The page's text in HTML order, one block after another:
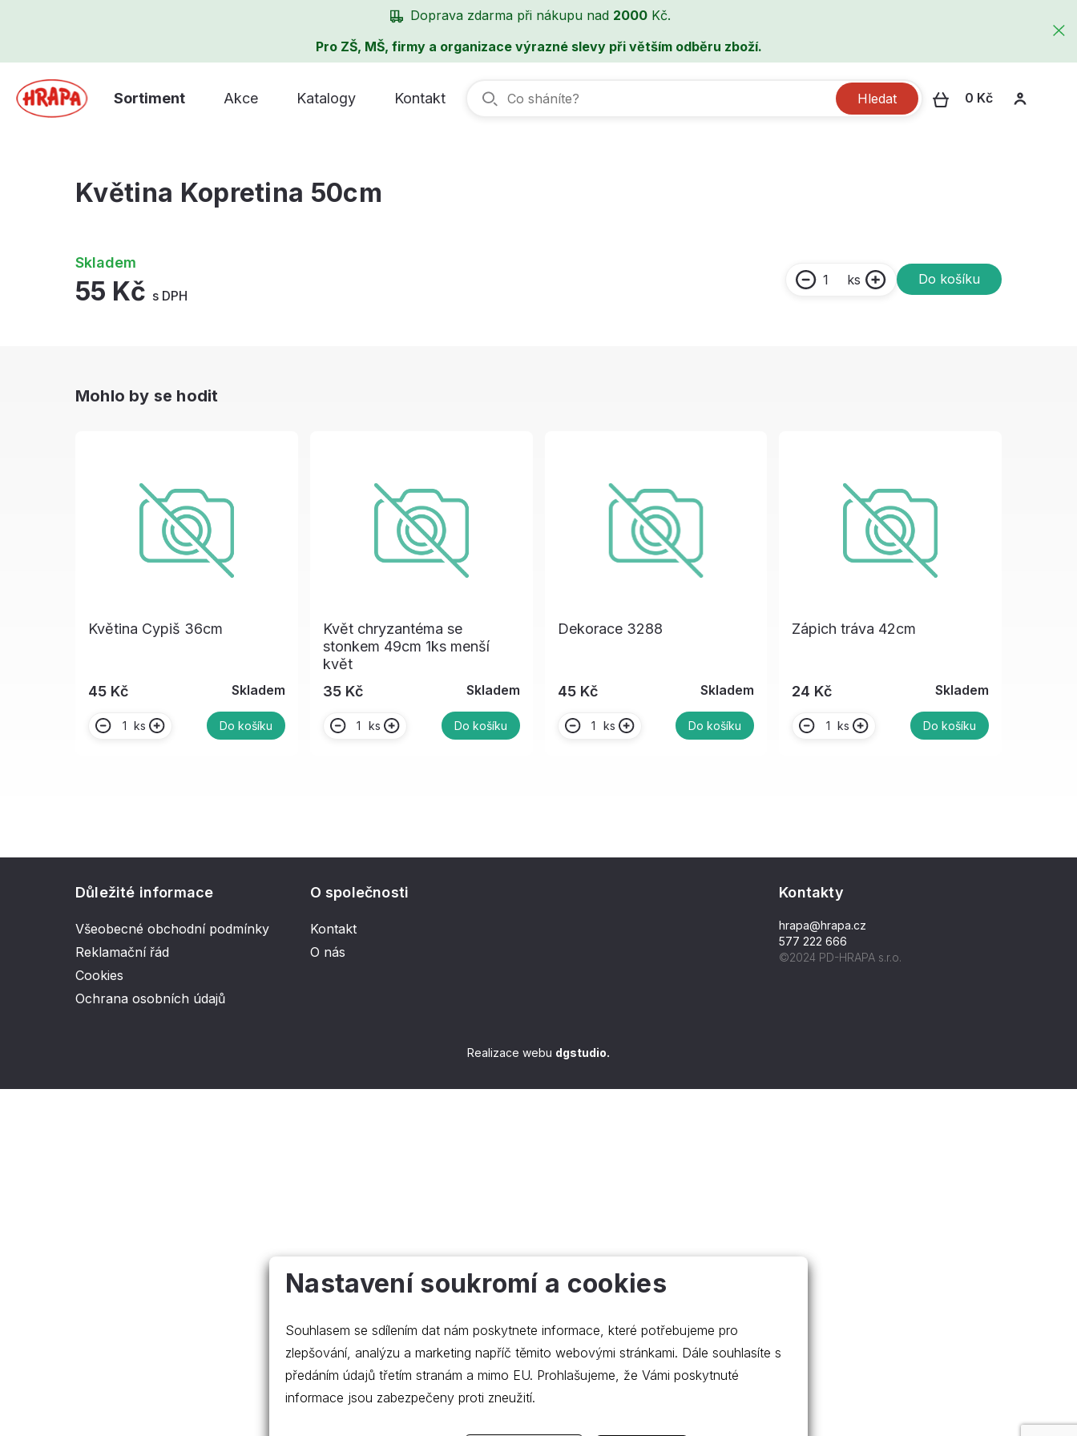
Doprava zdarma při nákupu nad 2000 Kč.
Pro ZŠ, MŠ, firmy a organizace výrazné slevy při větším odběru zboží.
Sortiment Akce Katalogy Kontakt Hledat 0 Kč
Květina Kopretina 50cm
Skladem
55 Kč s DPH
ks Do košíku
Mohlo by se hodit
Květina Cypiš 36cm
45 Kč Skladem
ks Do košíku
Květ chryzantéma se
stonkem 49cm 1ks menší
květ
35 Kč
Skladem
ks Do košíku
Dekorace 3288
45 Kč Skladem
ks Do košíku
Zápich tráva 42cm
24 Kč Skladem
ks Do košíku
Důležité informace
Všeobecné obchodní podmínky
Reklamační řád
Cookies
Ochrana osobních údajů
O společnosti
Kontakt
O nás
Kontakty
hrapa@hrapa.cz
577 222 666
©2024 PD-HRAPA s.r.o.
Realizace webu dgstudio.
Nastavení soukromí a cookies
Souhlasem se sdílením dat nám poskytnete informace, které potřebujeme pro
zlepšování, analýzu a marketing napříč těmito webovými stránkami. Dále souhlasíte s
předáním údajů třetím stranám a mimo EU. Prohlašujeme, že Vámi poskytnuté
informace jsou zabezpečeny proti zneužití.